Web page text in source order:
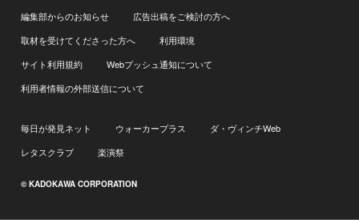
編集部からのお知らせ
広告出稿をご検討の方へ
取材を受けてくださった方へ
利用環境
サイト利用規約
Webプッシュ通知について
利用者情報の外部送信について
毎日が発見ネット ウォーカープラス
ダ・ヴィンチWeb
レタスクラブ
楽演祭
© KADOKAWA CORPORATION